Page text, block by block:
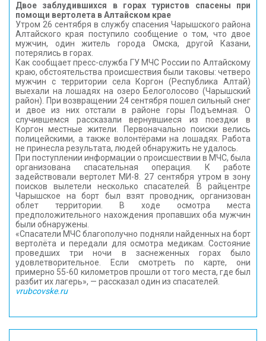
Двое заблудившихся в горах туристов спасены при
помощи вертолета в Алтайском крае
Утром 26 сентября в службу спасения Чарышского района
Алтайского края поступило сообщение о том, что двое
мужчин, один житель города Омска, другой Казани,
потерялись в горах.
Как сообщает пресс-служба ГУ МЧС России по Алтайскому
краю, обстоятельства происшествия были таковы: четверо
мужчин с территории села Коргон (Республика Алтай)
выехали на лошадях на озеро Белоголосово (Чарышский
район). При возвращении 24 сентября пошел сильный снег
и двое из них отстали в районе горы Подъемная. О
случившемся рассказали вернувшиеся из поездки в
Коргон местные жители. Первоначально поиски велись
полицейскими, а также волонтёрами на лошадях. Работа
не принесла результата, людей обнаружить не удалось.
При поступлении информации о происшествии в МЧС, была
организована спасательная операция. К работе
задействовали вертолет МИ-8. 27 сентября утром в зону
поисков вылетели несколько спасателей. В райцентре
Чарышское на борт был взят проводник, организован
облет территории. В ходе осмотра места
предположительного нахождения пропавших оба мужчин
были обнаружены.
«Спасатели МЧС благополучно подняли найденных на борт
вертолёта и передали для осмотра медикам. Состояние
проведших три ночи в заснеженных горах было
удовлетворительное. Если смотреть по карте, они
примерно 55-60 километров прошли от того места, где был
разбит их лагерь», — рассказал один из спасателей.
vrubcovske.ru